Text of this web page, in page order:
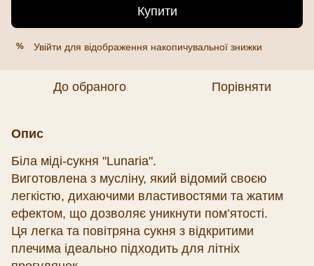
Купити
% Увійти для відображення накопичувальної знижки
До обраного Порівняти
Опис
Біла міді-сукня "Lunaria".
Виготовлена з мусліну, який відомий своєю
легкістю, дихаючими властивостями та жатим
ефектом, що дозволяє уникнути пом’ятості.
Ця легка та повітряна сукня з відкритими
плечима ідеально підходить для літніх